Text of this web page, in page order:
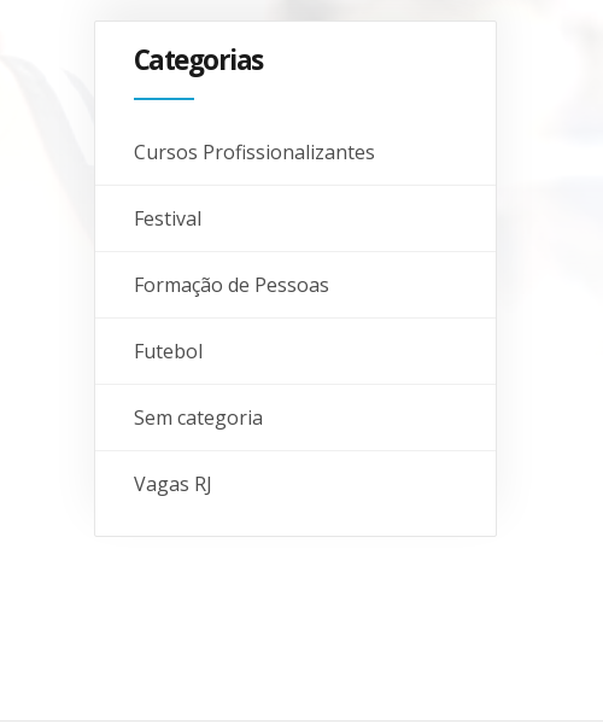
Categorias
Cursos Profissionalizantes
Festival
Formação de Pessoas
Futebol
Sem categoria
Vagas RJ